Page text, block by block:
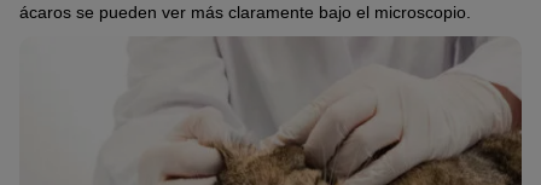
ácaros se pueden ver más claramente bajo el microscopio.